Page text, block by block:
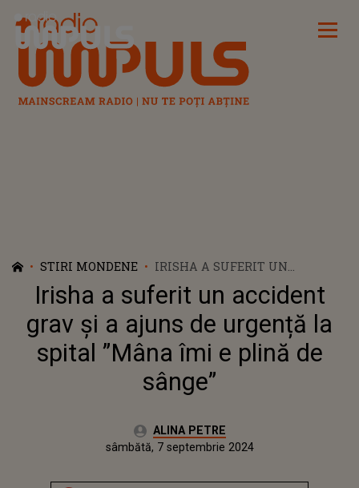
Radio Impuls
STIRI MONDENE
IRISHA A SUFERIT UN
ACCIDENT GRAV ȘI A AJUNS DE
URGENȚĂ LA SPITAL ”MÂNA
ÎMI E PLINĂ DE SÂNGE”
Irisha a suferit un accident
grav și a ajuns de urgență la
spital ”Mâna îmi e plină de
sânge”
Autor:ALINA PETRE
joi, 7 septembrie 2023Actualizat:
sâmbătă, 7 septembrie 2024